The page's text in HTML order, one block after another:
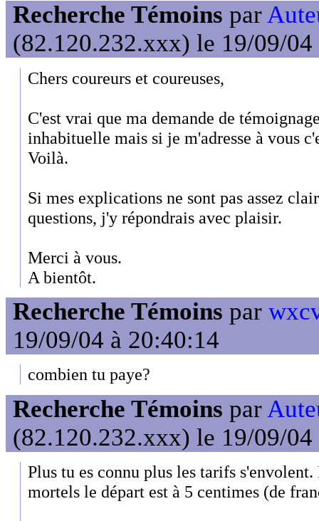
Recherche Témoins par
(82.120.232.xxx) le 19/09/04
Chers coureurs et coureuses,
C'est vrai que ma demande de
inhabituelle mais si je m'adresse à vous
Voilà.
Si mes explications ne sont pas assez
questions, j'y répondrais avec plaisir.
Merci à vous.
A bientôt.
Recherche Témoins par
19/09/04 à 20:40:14
combien tu paye?
Recherche Témoins par
(82.120.232.xxx) le 19/09/04
Plus tu es connu plus les tarifs
mortels le départ est à 5 centimes (de